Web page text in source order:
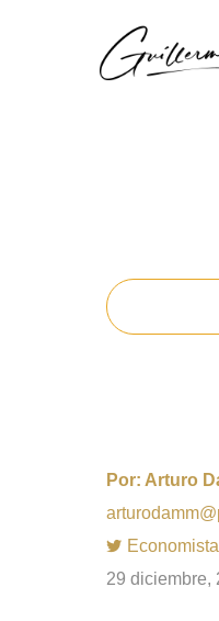
Por: Arturo
29 diciembre,